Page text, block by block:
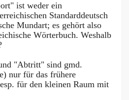
ist weder ein
Standarddeutsch
Mundart; es gehört also
Wörterbuch. Weshalb
"Abtritt" sind gmd.
nur für das frühere
für den kleinen Raum mit